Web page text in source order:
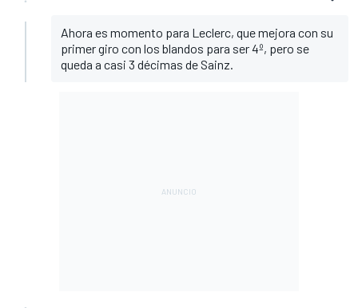
Ahora es momento para Leclerc, que mejora con su
primer giro con los blandos para ser 4º, pero se
queda a casi 3 décimas de Sainz.